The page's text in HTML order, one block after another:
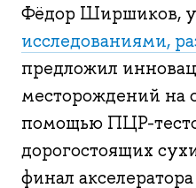
Фёдор Ширшиков,
исследованиями,
предложил
месторождений на
помощью ПЦР-
дорогостоящих
финал